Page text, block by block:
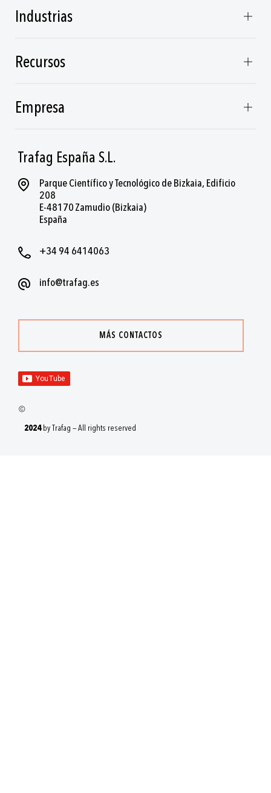
Trafag España S.L.
Parque Científico y Tecnológico de Bizkaia, Edificio
208
E-48170 Zamudio (Bizkaia)
España
+34 94 6414063
info@trafag.es
MÁS CONTACTOS
Industrias
Recursos
Empresa
2024by Trafag — All rights reserved